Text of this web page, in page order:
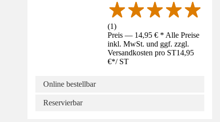
(1)
Preis — 14,95 € * Alle Preise
inkl. MwSt. und ggf. zzgl.
Versandkosten pro ST14,95
€*/ ST
Online bestellbar
Reservierbar